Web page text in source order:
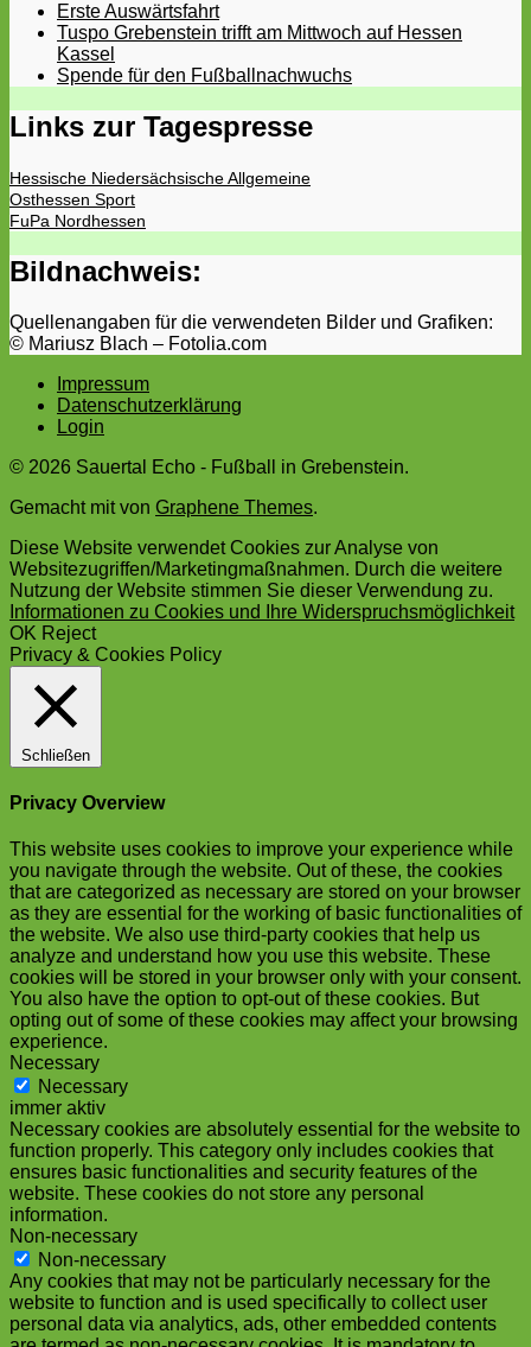
Erste Auswärtsfahrt
Tuspo Grebenstein trifft am Mittwoch auf Hessen
Kassel
Spende für den Fußballnachwuchs
Links zur Tagespresse
Hessische Niedersächsische Allgemeine
Osthessen Sport
FuPa Nordhessen
Bildnachweis:
Quellenangaben für die verwendeten Bilder und Grafiken:
© Mariusz Blach – Fotolia.com
Impressum
Datenschutzerklärung
Login
© 2026 Sauertal Echo - Fußball in Grebenstein.
Gemacht mitvon Graphene Themes.
Diese Website verwendet Cookies zur Analyse von
Websitezugriffen/Marketingmaßnahmen. Durch die weitere
Nutzung der Website stimmen Sie dieser Verwendung zu.
Informationen zu Cookies und Ihre Widerspruchsmöglichkeit
OK Reject
Privacy & Cookies Policy
Schließen
Privacy Overview
This website uses cookies to improve your experience while
you navigate through the website. Out of these, the cookies
that are categorized as necessary are stored on your browser
as they are essential for the working of basic functionalities of
the website. We also use third-party cookies that help us
analyze and understand how you use this website. These
cookies will be stored in your browser only with your consent.
You also have the option to opt-out of these cookies. But
opting out of some of these cookies may affect your browsing
experience.
Necessary
Necessary
immer aktiv
Necessary cookies are absolutely essential for the website to
function properly. This category only includes cookies that
ensures basic functionalities and security features of the
website. These cookies do not store any personal
information.
Non-necessary
Non-necessary
Any cookies that may not be particularly necessary for the
website to function and is used specifically to collect user
personal data via analytics, ads, other embedded contents